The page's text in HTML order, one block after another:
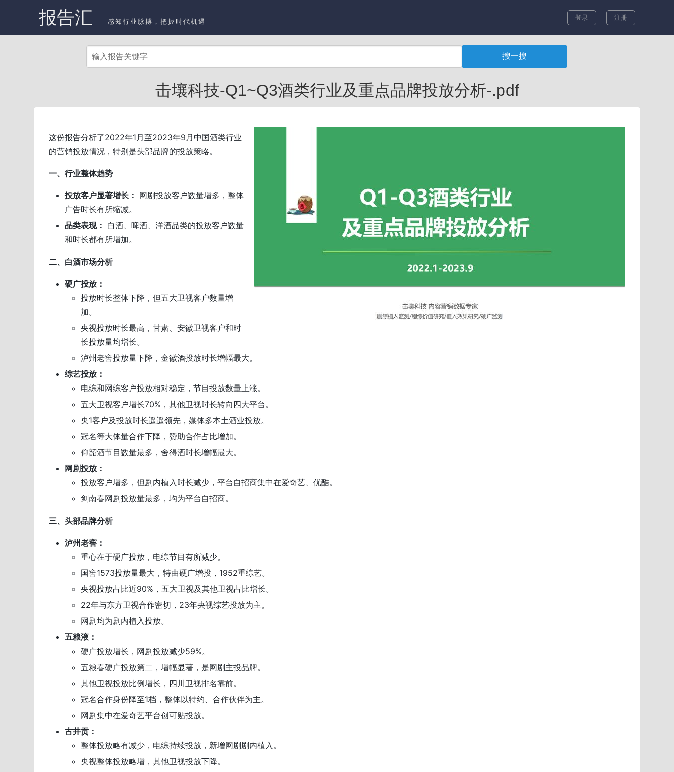
报告汇 感知行业脉搏，把握时代机遇
登录 注册
击壤科技-Q1~Q3酒类行业及重点品牌投放分析-.pdf
这份报告分析了2022年1月至2023年9月中国酒类行业
的营销投放情况，特别是头部品牌的投放策略。
一、行业整体趋势
投放客户显著增长： 网剧投放客户数量增多，整体
广告时长有所缩减。
品类表现： 白酒、啤酒、洋酒品类的投放客户数量
和时长都有所增加。
二、白酒市场分析
硬广投放：
投放时长整体下降，但五大卫视客户数量增
加。
央视投放时长最高，甘肃、安徽卫视客户和时
长投放量均增长。
泸州老窖投放量下降，金徽酒投放时长增幅最大。
综艺投放：
电综和网综客户投放相对稳定，节目投放数量上涨。
五大卫视客户增长70%，其他卫视时长转向四大平台。
央1客户及投放时长遥遥领先，媒体多本土酒业投放。
冠名等大体量合作下降，赞助合作占比增加。
仰韶酒节目数量最多，舍得酒时长增幅最大。
网剧投放：
投放客户增多，但剧内植入时长减少，平台自招商集中在爱奇艺、优酷。
剑南春网剧投放量最多，均为平台自招商。
三、头部品牌分析
泸州老窖：
重心在于硬广投放，电综节目有所减少。
国窖1573投放量最大，特曲硬广增投，1952重综艺。
央视投放占比近90%，五大卫视及其他卫视占比增长。
22年与东方卫视合作密切，23年央视综艺投放为主。
网剧均为剧内植入投放。
五粮液：
硬广投放增长，网剧投放减少59%。
五粮春硬广投放第二，增幅显著，是网剧主投品牌。
其他卫视投放比例增长，四川卫视排名靠前。
冠名合作身份降至1档，整体以特约、合作伙伴为主。
网剧集中在爱奇艺平台创可贴投放。
古井贡：
整体投放略有减少，电综持续投放，新增网剧剧内植入。
央视整体投放略增，其他卫视投放下降。